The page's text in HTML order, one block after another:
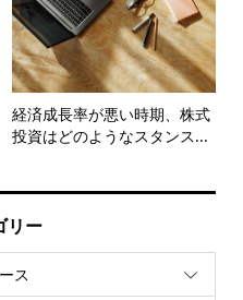
経済成長率が悪い時期、株式
投資はどのようなスタンス...
リー
ス